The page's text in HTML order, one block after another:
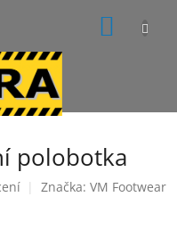
polobotka
Značka: VM Footwear